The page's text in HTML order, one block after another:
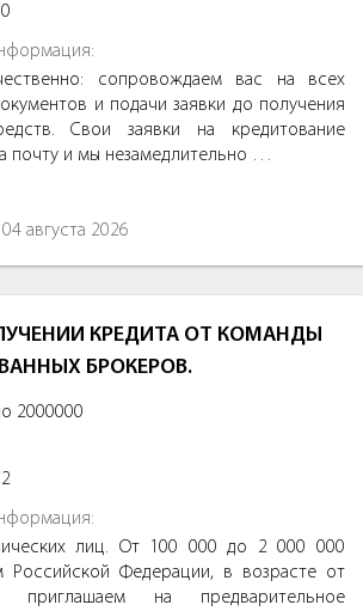
сопровождаем вас на всех
и подачи заявки до получения
Свои заявки на кредитование
почту и мы незамедлительно …
04 августа 2026
КРЕДИТА ОТ КОМАНДЫ
БРОКЕРОВ.
2000000
лиц. От 100 000 до 2 000 000
Российской Федерации, в возрасте от
на предварительное